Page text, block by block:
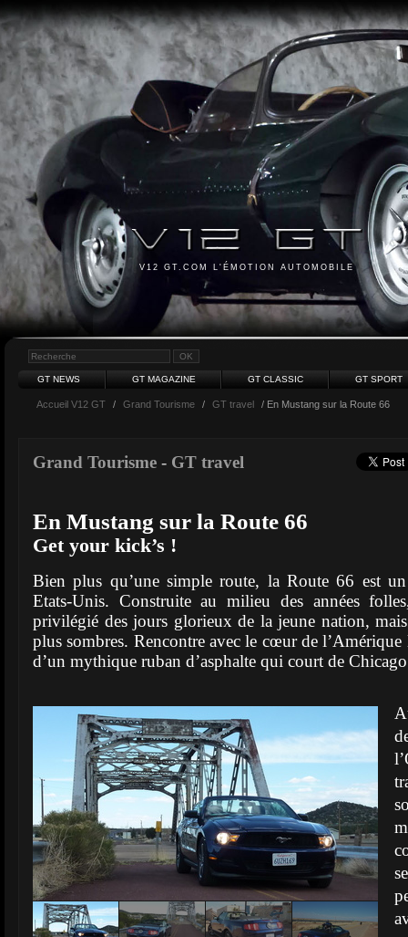
V12 GT.COM L'ÉMOTION AUTOMOBILE
GT NEWS GT MAGAZINE GT CLASSIC GT SPORT
Accueil V12 GT / Grand Tourisme / GT travel / En Mustang sur la Route 66
Grand Tourisme - GT travel
En Mustang sur la Route 66
Get your kick’s !
Bien plus qu’une simple route, la Route 66 est
Etats-Unis. Construite au milieu des années
privilégié des jours glorieux de la jeune nation, mais
plus sombres. Rencontre avec le cœur de
d’un mythique ruban d’asphalte qui court de